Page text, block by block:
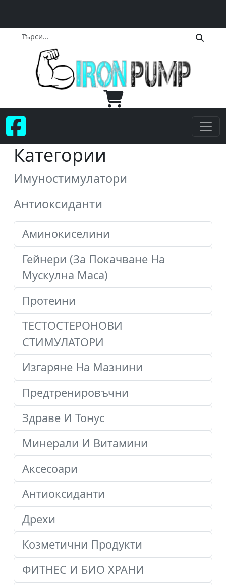
Категории
Имуностимулатори
Антиоксиданти
Аминокиселини
Гейнери (За Покачване На
Мускулна Маса)
Протеини
ТЕСТОСТЕРОНОВИ
СТИМУЛАТОРИ
Изгаряне На Мазнини
Предтренировъчни
Здраве И Тонус
Минерали И Витамини
Аксесоари
Антиоксиданти
Дрехи
Козметични Продукти
ФИТНЕС И БИО ХРАНИ